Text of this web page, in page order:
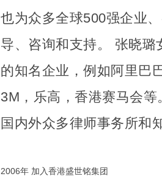
也为众多全球500强企业
导、咨询和支持。 张晓
的知名企业，例如阿里巴
3M，乐高，香港赛马会
国内外众多律师事务所和
2006年 加入香港盛世铭集团